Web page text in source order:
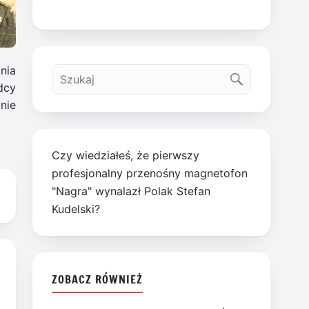
Czy wiedziałeś, że pierwszy
profesjonalny przenośny magnetofon
"Nagra" wynalazł Polak Stefan
Kudelski?
ZOBACZ RÓWNIEŻ